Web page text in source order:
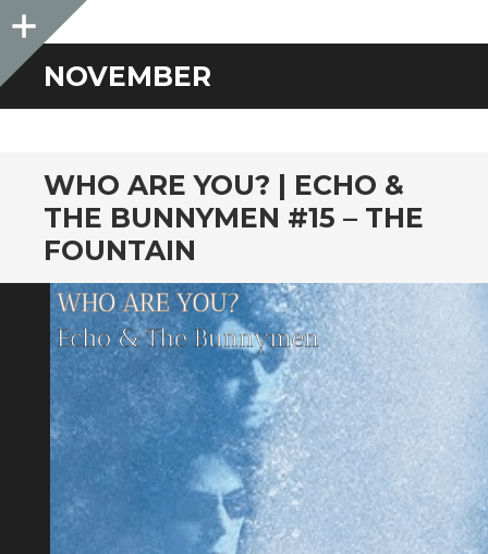
Sidebar
NOVEMBER
WHO ARE YOU? | ECHO &
THE BUNNYMEN #15 – THE
FOUNTAIN